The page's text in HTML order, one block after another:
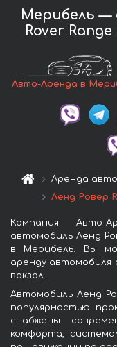
Мерибель —
Rover Range
Авто-Аренда в
Аренда
Ленд Ровер
Компания Авто-
автомобиль Ленд
в Мерибель. Вы
аренду
вокзал.
Автомобиль Ленд
популярностью
снабжены
комфорта,